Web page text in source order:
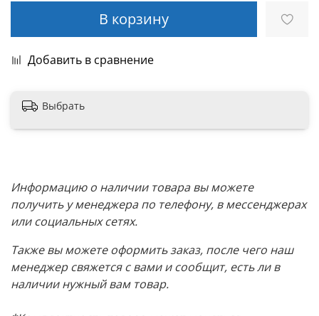
В корзину
Добавить в сравнение
Выбрать
Информацию о наличии товара вы можете
получить у менеджера по телефону, в мессенджерах
или социальных сетях.
Также вы можете оформить заказ, после чего наш
менеджер свяжется с вами и сообщит, есть ли в
наличии нужный вам товар.